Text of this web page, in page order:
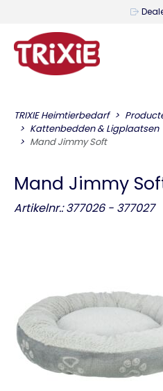
TRIXIE Heimtierbedarf
Kattenbedden & Ligplaatsen
Mand Jimmy Soft
Mand Jimmy
Artikelnr.: 377026 - 377027